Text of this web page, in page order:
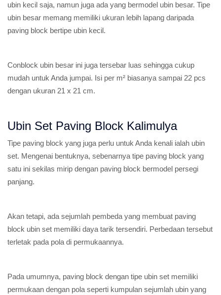
ubin kecil saja, namun juga ada yang bermodel ubin besar. Tipe
ubin besar memang memiliki ukuran lebih lapang daripada
paving block bertipe ubin kecil.
Conblock ubin besar ini juga tersebar luas sehingga cukup
mudah untuk Anda jumpai. Isi per m² biasanya sampai 22 pcs
dengan ukuran 21 x 21 cm.
Ubin Set Paving Block Kalimulya
Tipe paving block yang juga perlu untuk Anda kenali ialah ubin
set. Mengenai bentuknya, sebenarnya tipe paving block yang
satu ini sekilas mirip dengan paving block bermodel persegi
panjang.
Akan tetapi, ada sejumlah pembeda yang membuat paving
block ubin set memiliki daya tarik tersendiri. Perbedaan tersebut
terletak pada pola di permukaannya.
Pada umumnya, paving block dengan tipe ubin set memiliki
permukaan dengan pola seperti kumpulan sejumlah ubin yang